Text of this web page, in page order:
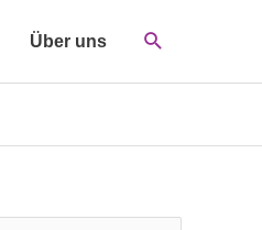
Über uns